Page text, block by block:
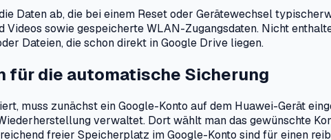
Daten ab, die bei einem Reset oder Gerätewechsel
Videos sowie gespeicherte WLAN-Zugangsdaten. Nicht
Dateien, die schon direkt in Google Drive liegen.
für die automatische Sicherung
muss zunächst ein Google-Konto auf dem Huawei-Gerät
verwaltet. Dort wählt man das gewünschte
freier Speicherplatz im Google-Konto sind für einen